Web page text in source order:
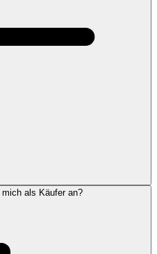
mich als Käufer an?